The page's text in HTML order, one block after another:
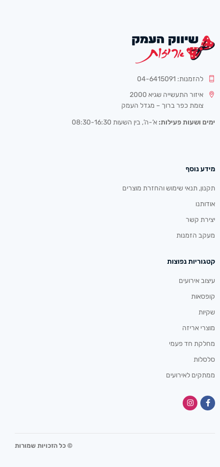
להזמנות: 04-6415091
איזור התעשייה שגיא 2000
צומת כפר ברוך – מגדל העמק
ימים ושעות פעילות: א’-ה’, בין השעות 08:30-16:30
מידע נוסף
תקנון, תנאי שימוש והחזרת מוצרים
אודותנו
יצירת קשר
מעקב הזמנות
קטגוריות נפוצות
עיצוב אירועים
קופסאות
שקיות
מוצרי אריזה
מחלקת חד פעמי
סלסלות
ממתקים לאירועים
© כל הזכויות שמורות